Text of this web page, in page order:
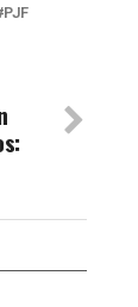
PJF